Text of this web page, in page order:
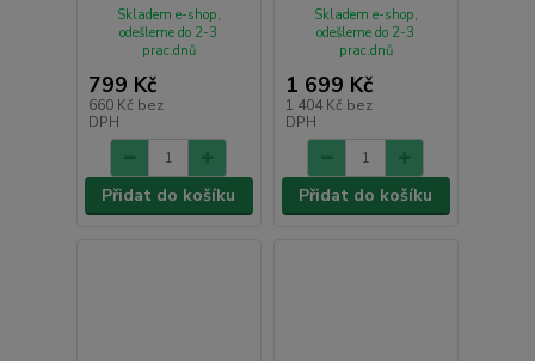
799 Kč
660 Kč bez
DPH
Skladem e-shop,
odešleme do 2-3
prac.dnů
Přidat do košíku
1 699 Kč
1 404 Kč bez
DPH
Skladem e-shop,
odešleme do 2-3
prac.dnů
Přidat do košíku